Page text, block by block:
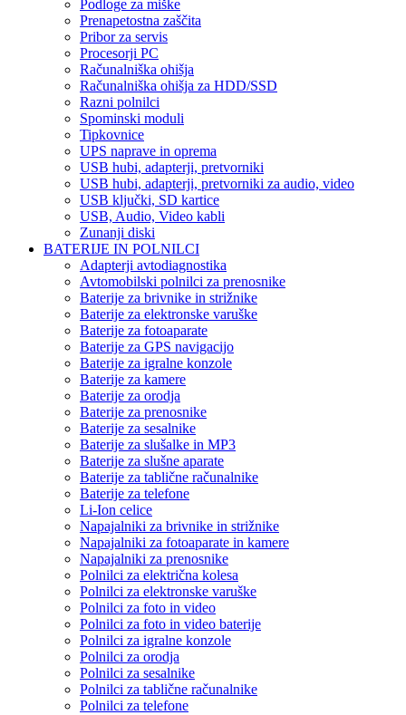
Podloge za miške
Prenapetostna zaščita
Pribor za servis
Procesorji PC
Računalniška ohišja
Računalniška ohišja za HDD/SSD
Razni polnilci
Spominski moduli
Tipkovnice
UPS naprave in oprema
USB hubi, adapterji, pretvorniki
USB hubi, adapterji, pretvorniki za audio, video
USB ključki, SD kartice
USB, Audio, Video kabli
Zunanji diski
BATERIJE IN POLNILCI
Adapterji avtodiagnostika
Avtomobilski polnilci za prenosnike
Baterije za brivnike in strižnike
Baterije za elektronske varuške
Baterije za fotoaparate
Baterije za GPS navigacijo
Baterije za igralne konzole
Baterije za kamere
Baterije za orodja
Baterije za prenosnike
Baterije za sesalnike
Baterije za slušalke in MP3
Baterije za slušne aparate
Baterije za tablične računalnike
Baterije za telefone
Li-Ion celice
Napajalniki za brivnike in strižnike
Napajalniki za fotoaparate in kamere
Napajalniki za prenosnike
Polnilci za električna kolesa
Polnilci za elektronske varuške
Polnilci za foto in video
Polnilci za foto in video baterije
Polnilci za igralne konzole
Polnilci za orodja
Polnilci za sesalnike
Polnilci za tablične računalnike
Polnilci za telefone